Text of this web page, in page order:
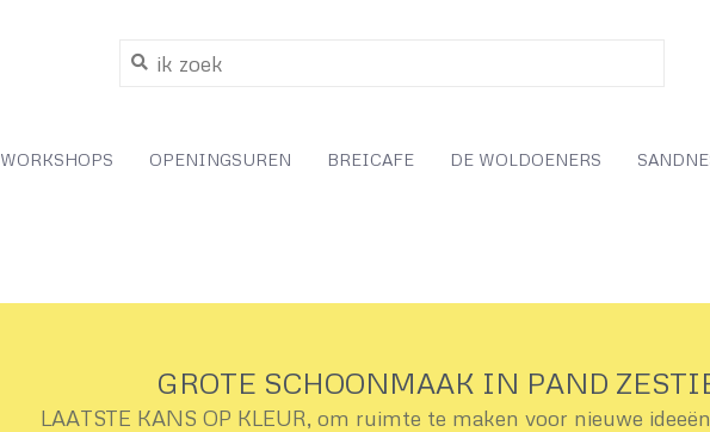
WORKSHOPS OPENINGSUREN BREICAFE DE WOLDOENERS
GROTE SCHOONMAAK IN PAND
LAATSTE KANS OP KLEUR, om ruimte te maken voor nieuwe